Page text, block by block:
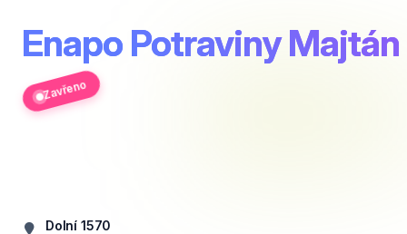
Enapo Potraviny Majtán
Zavřeno
Dolní 1570